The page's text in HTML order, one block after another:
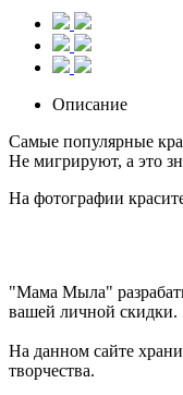
Описание
Самые популярные
Не мигрируют, а это
На фотографии
"Мама Мыла"
вашей личной скидки.
На данном сайте
творчества.